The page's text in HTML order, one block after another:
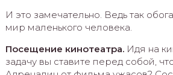
И это замечательно. Ведь так
мир маленького человека.
Посещение кинотеатра.Идя на
задачу вы ставите перед собой,